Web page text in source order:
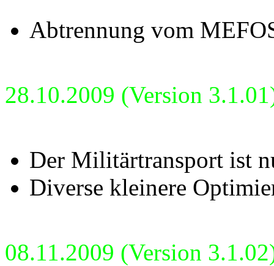
Abtrennung vom
28.10.2009 (Version
Der Militärtransport ist
Diverse kleinere
08.11.2009 (Version